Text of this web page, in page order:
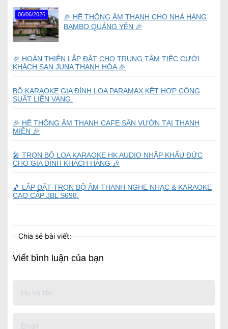
06/06/2026
🎉 HỆ THỐNG ÂM THANH CHO NHÀ HÀNG
BAMBO QUẢNG YÊN 🎉
🎉 HOÀN THIỆN LẮP ĐẶT CHO TRUNG TÂM TIỆC CƯỚI
KHÁCH SẠN JUNA THANH HÓA 🎉
BỘ KARAOKE GIA ĐÌNH LOA PARAMAX KẾT HỢP CÔNG
SUẤT LIỀN VANG.
🎉 HỆ THỐNG ÂM THANH CAFE SÂN VƯỜN TẠI THANH
MIỆN 🎉
🎤 TRỌN BỘ LOA KARAOKE HK AUDIO NHẬP KHẨU ĐỨC
CHO GIA ĐÌNH KHÁCH HÀNG 🎶
🎵 LẮP ĐẶT TRỌN BỘ ÂM THANH NGHE NHẠC & KARAOKE
CAO CẤP JBL S698.
Chia sẻ bài viết:
Viết bình luận của bạn